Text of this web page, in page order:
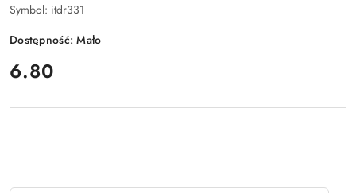
Symbol: itdr331
Dostępność:Mało
cena:
6.80